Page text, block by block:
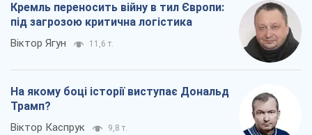
Кремль переносить війну в тил Європи:
під загрозою критична логістика
Віктор Ягун 11,6 т.
На якому боці історії виступає Дональд
Трамп?
Віктор Каспрук 9,8 т.